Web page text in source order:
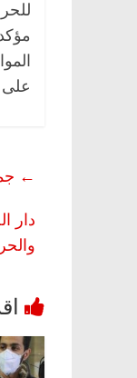
على
←
دار
ناس
عبدالخالق فاروق..
بذكرى ميلاده